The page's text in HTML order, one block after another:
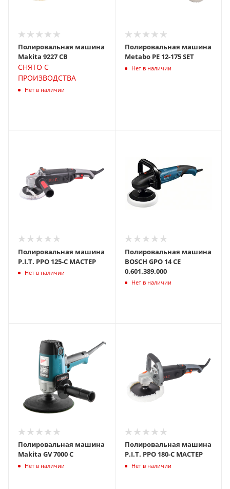
Полировальная машина
Makita 9227 СВ
СНЯТО С
ПРОИЗВОДСТВА
Нет в наличии
Полировальная машина
Metabo PE 12-175 SET
Нет в наличии
Полировальная машина
P.I.T. PPO 125-C МАСТЕР
Нет в наличии
Полировальная машина
BOSCH GPO 14 CE
0.601.389.000
Нет в наличии
Полировальная машина
Makita GV 7000 C
Нет в наличии
Полировальная машина
P.I.T. PPO 180-C МАСТЕР
Нет в наличии